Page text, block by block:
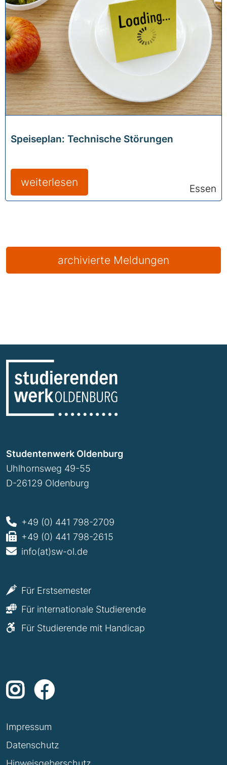
Speiseplan: Technische Störungen
weiterlesen
Essen
archivierte Meldungen
Studentenwerk Oldenburg
Uhlhornsweg 49-55
D-26129 Oldenburg
+49 (0) 441 798-2709
+49 (0) 441 798-2615
info(at)sw-ol.de
Für Erstsemester
Für internationale Studierende
Für Studierende mit Handicap
Impressum
Datenschutz